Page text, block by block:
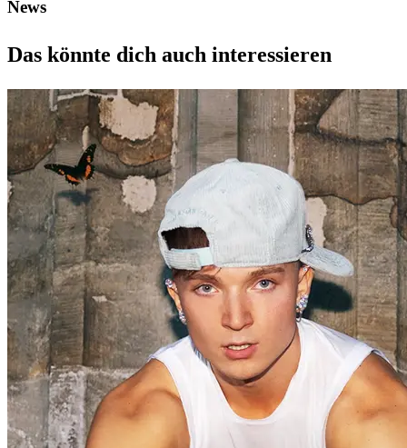
News
Das könnte dich auch interessieren